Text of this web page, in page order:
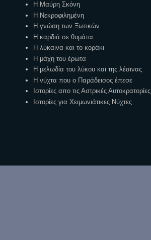
Η Μαύρη Σκόνη
Η Νεκροφιλημένη
Η γνώση των Ξωτικών
Η καρδιά σε θυμάται
Η λύκαινα και το κοράκι
Η μάχη του έρωτα
Η μελωδία του λύκου και της λέαινας
Η νύχτα που ο Παράδεισος έπεσε
Ιστορίες απο τις Αστρικές Αυτοκρατορίες
Ιστορίες για Χειμωνιάτικες Νύχτες